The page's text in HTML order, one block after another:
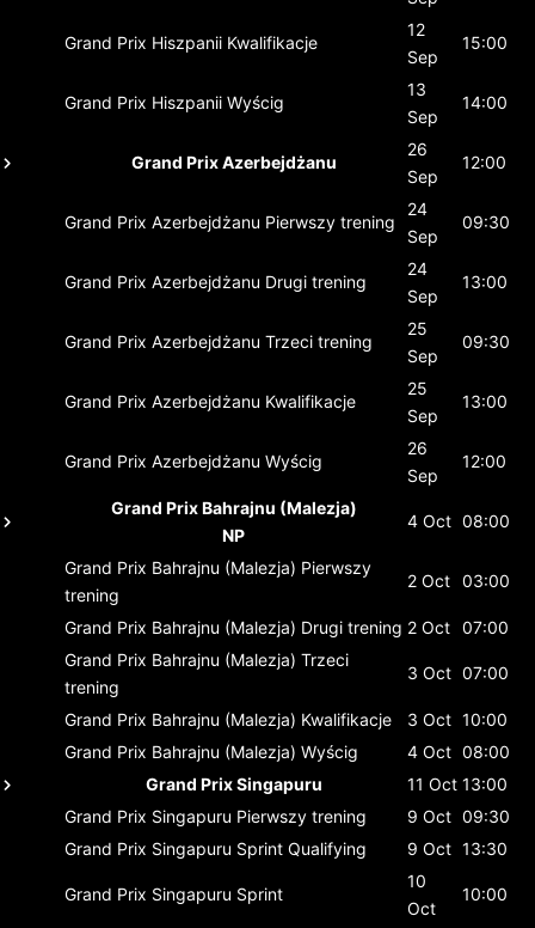
Grand Prix Hiszpanii Kwalifikacje
12
Sep
15:00
Grand Prix Hiszpanii Wyścig
13
Sep
14:00
Grand Prix Azerbejdżanu
26
Sep
12:00
Grand Prix Azerbejdżanu Pierwszy trening
24
Sep
09:30
Grand Prix Azerbejdżanu Drugi trening
24
Sep
13:00
Grand Prix Azerbejdżanu Trzeci trening
25
Sep
09:30
Grand Prix Azerbejdżanu Kwalifikacje
25
Sep
13:00
Grand Prix Azerbejdżanu Wyścig
26
Sep
12:00
Grand Prix Bahrajnu (Malezja)
NP
4 Oct 08:00
Grand Prix Bahrajnu (Malezja) Pierwszy
trening
2 Oct 03:00
Grand Prix Bahrajnu (Malezja) Drugi trening 2 Oct 07:00
Grand Prix Bahrajnu (Malezja) Trzeci
trening
3 Oct 07:00
Grand Prix Bahrajnu (Malezja) Kwalifikacje 3 Oct 10:00
Grand Prix Bahrajnu (Malezja) Wyścig 4 Oct 08:00
Grand Prix Singapuru
11 Oct 13:00
Grand Prix Singapuru Pierwszy trening 9 Oct 09:30
Grand Prix Singapuru Sprint Qualifying 9 Oct 13:30
Grand Prix Singapuru Sprint
10
Oct
10:00